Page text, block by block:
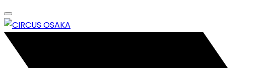
Skip
to
content
エンターテイメントスペース